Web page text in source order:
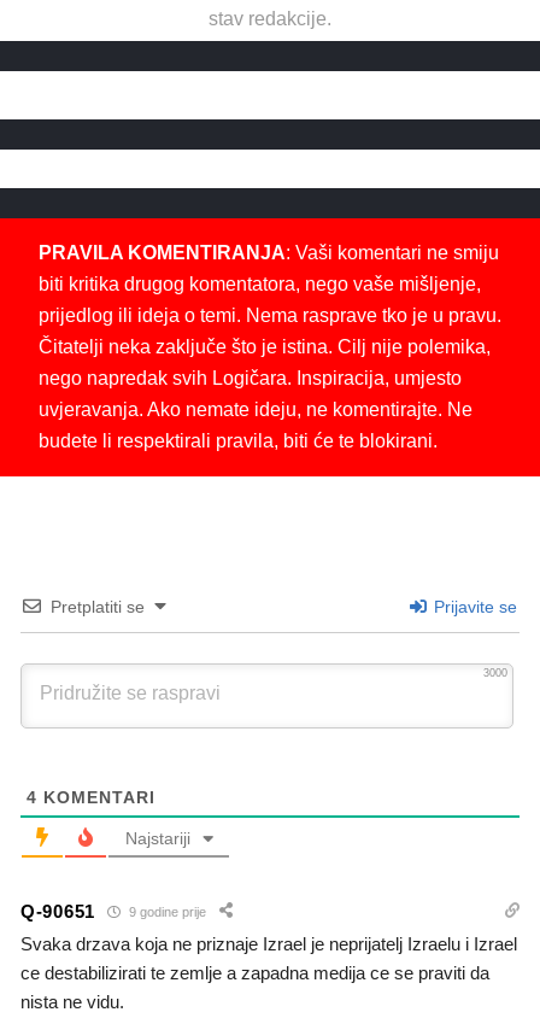
stav redakcije.
PRAVILA KOMENTIRANJA: Vaši komentari ne smiju
biti kritika drugog komentatora, nego vaše mišljenje,
prijedlog ili ideja o temi. Nema rasprave tko je u pravu.
Čitatelji neka zaključe što je istina. Cilj nije polemika,
nego napredak svih Logičara. Inspiracija, umjesto
uvjeravanja. Ako nemate ideju, ne komentirajte. Ne
budete li respektirali pravila, biti će te blokirani.
Pretplatiti se Prijavite se
3000
4 KOMENTARI
Najstariji
Q-90651 9 godine prije
Svaka drzava koja ne priznaje Izrael je neprijatelj Izraelu i Izrael
ce destabilizirati te zemlje a zapadna medija ce se praviti da
nista ne vidu.